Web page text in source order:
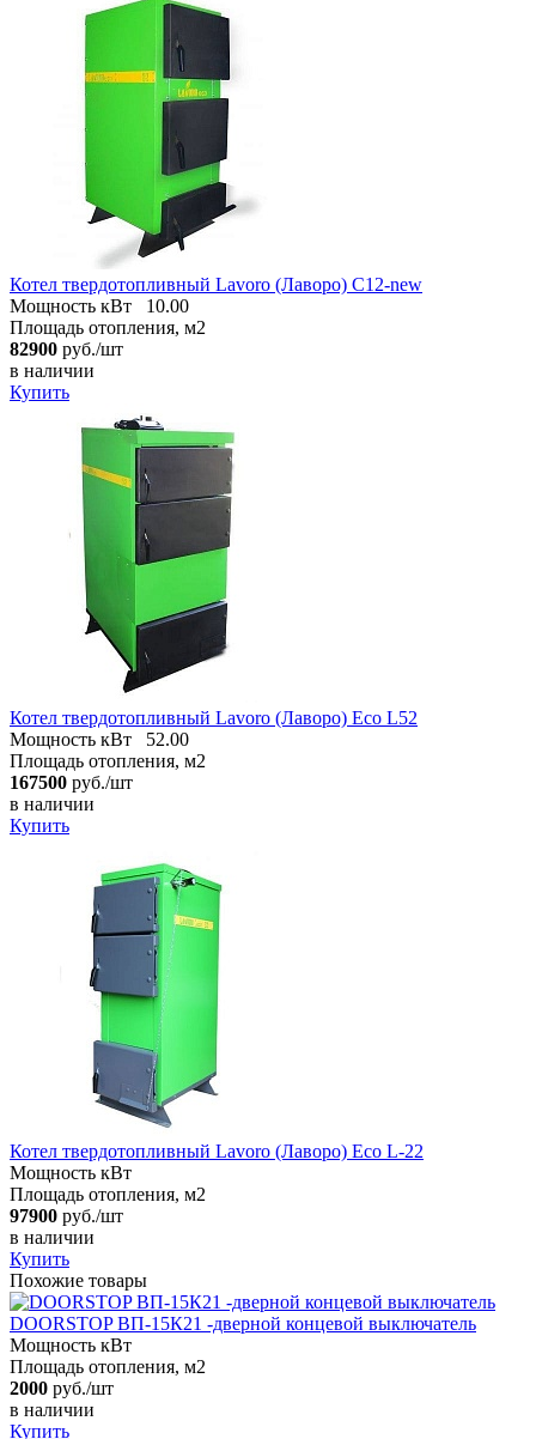
Котел твердотопливный Lavoro (Лаворо) C12-new
Мощность кВт
10.00
Площадь отопления, м2
82900 руб./шт
в наличии
Купить
Котел твердотопливный Lavoro (Лаворо) Eco L52
Мощность кВт
52.00
Площадь отопления, м2
167500 руб./шт
в наличии
Купить
Котел твердотопливный Lavoro (Лаворо) Eco L-22
Мощность кВт
Площадь отопления, м2
97900 руб./шт
в наличии
Купить
Похожие товары
DOORSTOP ВП-15К21 -дверной концевой выключатель
Мощность кВт
Площадь отопления, м2
2000 руб./шт
в наличии
Купить